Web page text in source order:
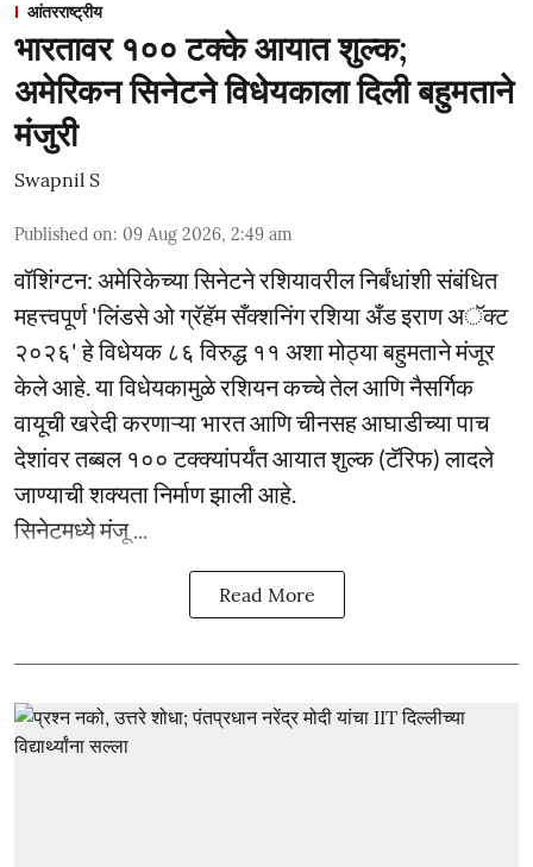
आंतरराष्ट्रीय
भारतावर १०० टक्के आयात शुल्क;
अमेरिकन सिनेटने विधेयकाला दिली बहुमताने
मंजुरी
Swapnil S
Published on: 09 Aug 2026, 2:49 am
वॉशिंग्टन: अमेरिकेच्या सिनेटने रशियावरील निर्बंधांशी संबंधित
महत्त्वपूर्ण 'लिंडसे ओ ग्रॅहॅम सँक्शनिंग रशिया अँड इराण अॅक्ट
२०२६' हे विधेयक ८६ विरुद्ध ११ अशा मोठ्या बहुमताने मंजूर
केले आहे. या विधेयकामुळे रशियन कच्चे तेल आणि नैसर्गिक
वायूची खरेदी करणाऱ्या भारत आणि चीनसह आघाडीच्या पाच
देशांवर तब्बल १०० टक्क्यांपर्यंत आयात शुल्क (टॅरिफ) लादले
जाण्याची शक्यता निर्माण झाली आहे.
सिनेटमध्ये मंजू ...
Read More